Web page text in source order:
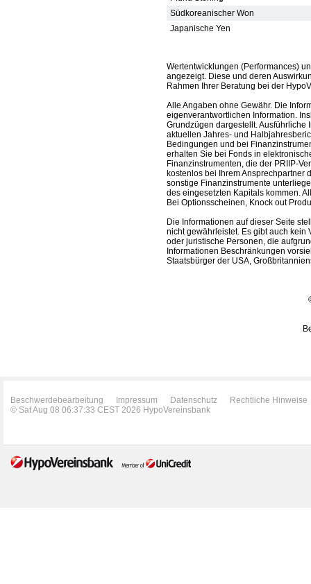
Südkoreanischer Won
Japanische Yen
Wertentwicklungen (Performances)
angezeigt. Diese und deren
Rahmen Ihrer Beratung bei der
Alle Angaben ohne Gewähr. Die
eigenverantwortlichen Information.
Grundzügen dargestellt.
aktuellen Jahres- und
Bedingungen und bei
erhalten Sie bei Fonds in
Finanzinstrumenten, die der PRIIP-
kostenlos bei Ihrem Ansprechpartner
sonstige Finanzinstrumente
des eingesetzten Kapitals kommen.
Bei Optionsscheinen, Knock out
Die Informationen auf dieser Seite
nicht gewährleistet. Es gibt auch kein
oder juristische Personen, die
Informationen Beschränkungen
Staatsbürger der USA,
Beschwerdebearbeitung Impressum Datenschutz
Rechtliche Hinweise
© Sat Aug 08 06:37:33 CEST 2026 HypoVereinsbank